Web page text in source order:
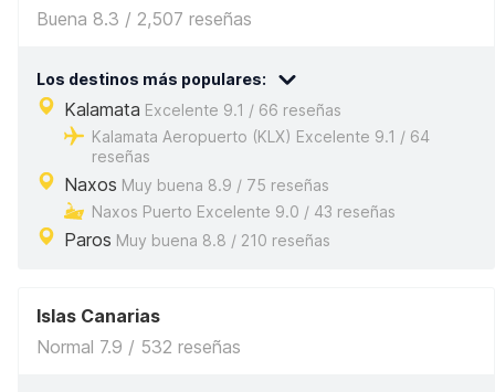
Buena 8.3 / 2,507 reseñas
Los destinos más populares:
Kalamata Excelente 9.1 / 66 reseñas
Kalamata Aeropuerto (KLX) Excelente 9.1 / 64
reseñas
Naxos Muy buena 8.9 / 75 reseñas
Naxos Puerto Excelente 9.0 / 43 reseñas
Paros Muy buena 8.8 / 210 reseñas
Islas Canarias
Normal 7.9 / 532 reseñas